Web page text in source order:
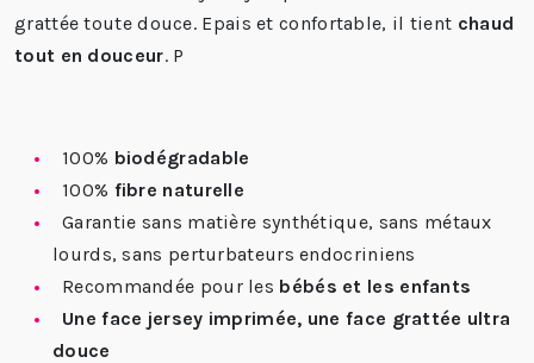
grattée toute douce. Epais et confortable, il tient chaud
tout en douceur. P
100% biodégradable
100% fibre naturelle
Garantie sans matière synthétique, sans métaux
lourds, sans perturbateurs endocriniens
Recommandée pour les bébés et les enfants
Une face jersey imprimée, une face grattée ultra
douce